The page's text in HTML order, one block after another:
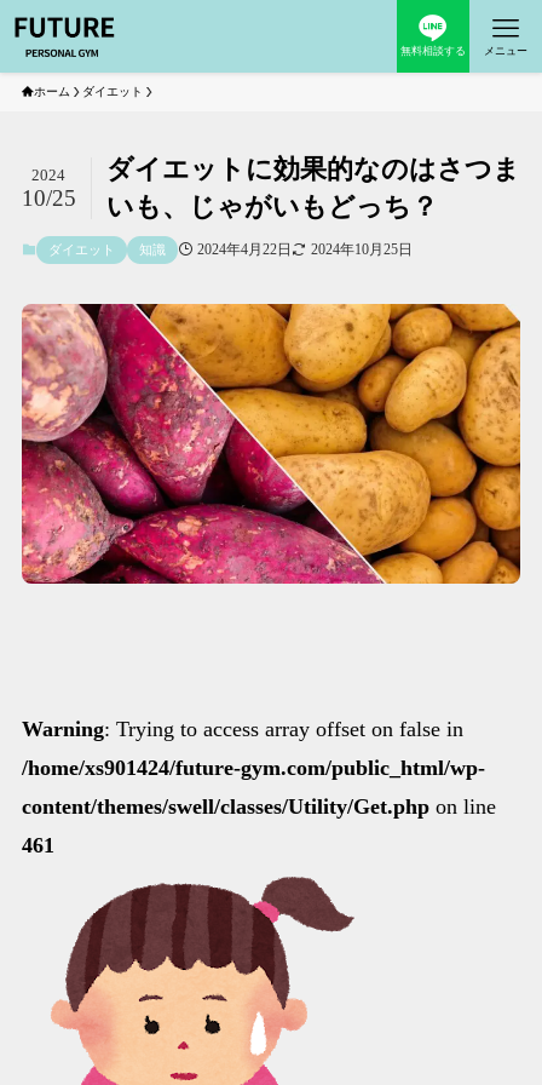
無料相談する メニュー
ホーム ダイエット
ダイエットに効果的なのはさつま
いも、じゃがいもどっち？
2024
10/25
ダイエット 知識 2024年4月22日 2024年10月25日
Warning: Trying to access array offset on false in
/home/xs901424/future-gym.com/public_html/wp-
content/themes/swell/classes/Utility/Get.phpon line
461